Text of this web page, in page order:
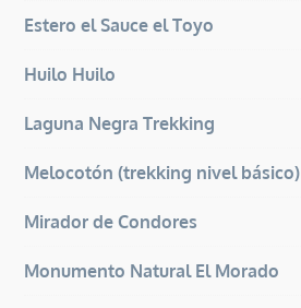
Estero el Sauce el Toyo
Huilo Huilo
Laguna Negra Trekking
Melocotón (trekking nivel básico)
Mirador de Condores
Monumento Natural El Morado